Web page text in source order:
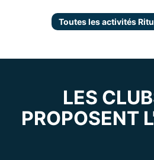
Toutes les activités
LES
PROPOSENT